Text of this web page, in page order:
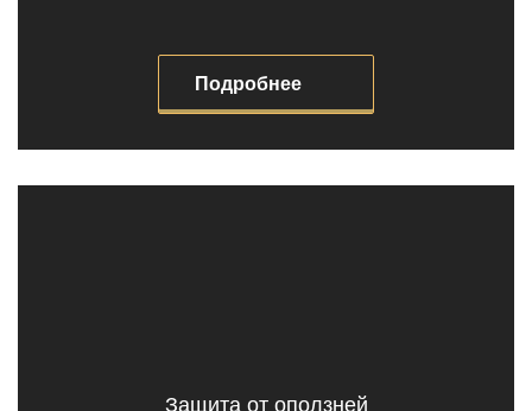
Подробнее
Защита от оползней